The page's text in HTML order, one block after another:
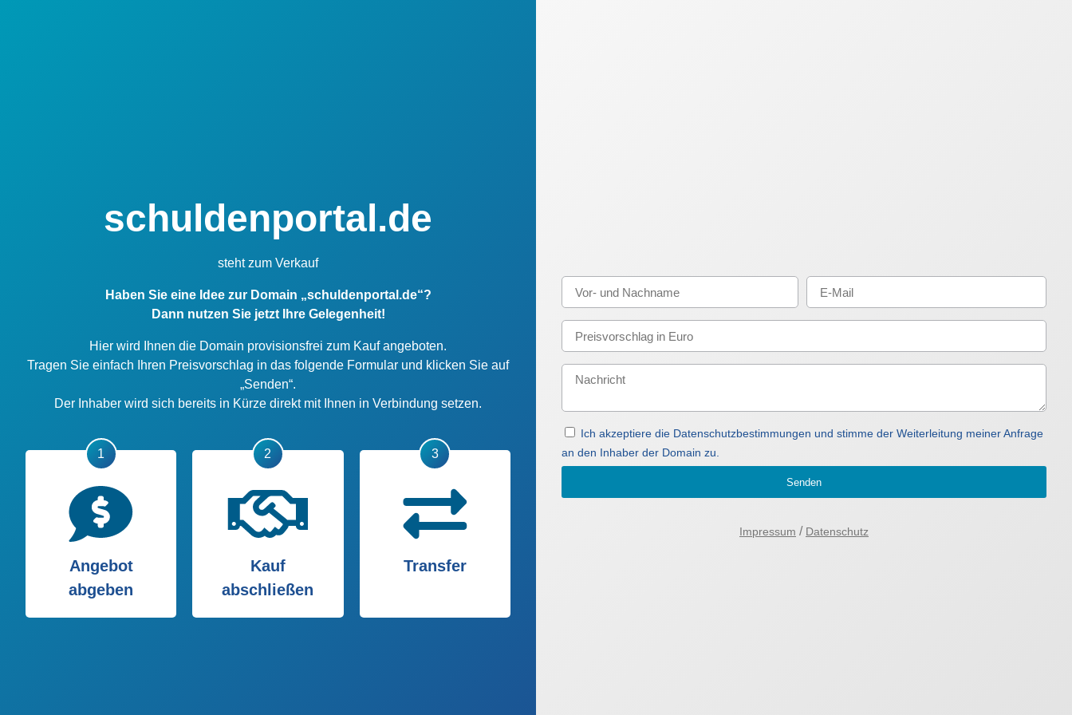
schuldenportal.de
steht zum Verkauf
Haben Sie eine Idee zur Domain „schuldenportal.de“?
Dann nutzen Sie jetzt Ihre Gelegenheit!
Hier wird Ihnen die Domain provisionsfrei zum Kauf angeboten.
Tragen Sie einfach Ihren Preisvorschlag in das folgende Formular und klicken Sie auf
„Senden“.
Der Inhaber wird sich bereits in Kürze direkt mit Ihnen in Verbindung setzen.
Angebot
abgeben
Kauf
abschließen
Transfer
Ich akzeptiere die Datenschutzbestimmungen und stimme der Weiterleitung meiner Anfrage
an den Inhaber der Domain zu.
Senden
Impressum / Datenschutz